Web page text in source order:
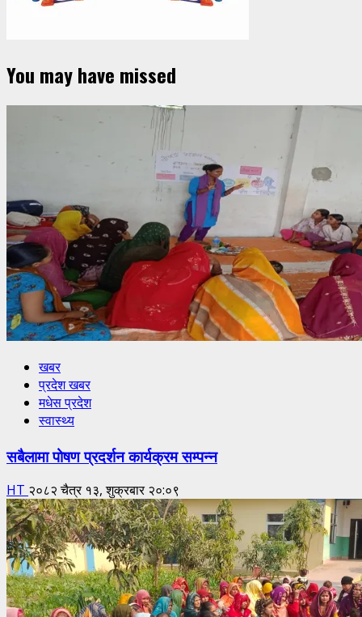
You may have missed
खबर
प्रदेश खबर
मधेस प्रदेश
स्वास्थ्य
सबैलामा पोषण प्रदर्शन कार्यक्रम सम्पन्न
HT २०८२ चैत्र १३, शुक्रबार २०:०९